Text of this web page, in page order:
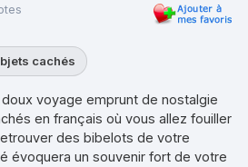
cachés
voyage emprunt de nostalgie
en français où vous allez fouiller
des bibelots de votre
évoquera un souvenir fort de votre